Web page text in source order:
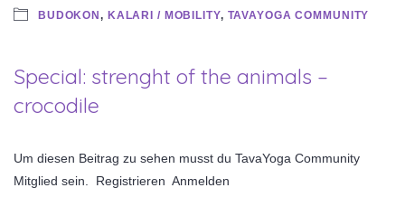
BUDOKON, KALARI / MOBILITY, TAVAYOGA COMMUNITY
Special: strenght of the animals –
crocodile
Um diesen Beitrag zu sehen musst du TavaYoga Community
Mitglied sein. Registrieren Anmelden